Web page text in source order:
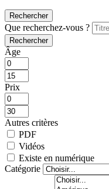
Rechercher
Que recherchez-vous ?
Rechercher
Âge
Prix
Autres critères
PDF
Vidéos
Existe en numérique
Catégorie